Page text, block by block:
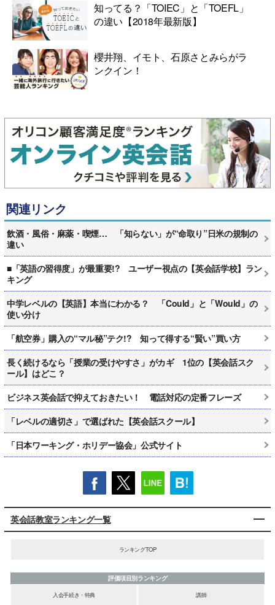
知ってる？「TOIEC」と「TOEFL」
の違い【2018年最新版】
櫻井翔、イモト、石原さとみらがラ
ンクイン！
関連リンク
飲酒・風俗・麻薬・喫煙… 「知らない」が“命取り”日米の規制の
違い
■「英語の習得度」が最重要!? ユーザー視点の【英会話学校】ラン
キング
中学レベルの【英語】本当にわかる？ 「Could」と「Would」の
使い分け
「航空券」購入の“マル秘”テク!? 知って得する“賢い”買い方
長く続けるなら「授業の受けやすさ」がカギ 1位の【英会話スク
ール】はどこ？
ビジネス英会話で抑えておきたい！ 電話対応の定番フレーズ
「レベルの適切さ」で選ばれた【英会話スクール】
「日本ワーキング・ホリデー協会」公式サイト
英会話教室ランキング一覧
ランキングTOP
評価項目別ランキング
入会手続き・特典
講師